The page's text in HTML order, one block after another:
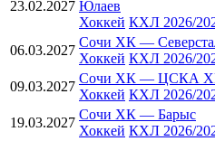
23.02.2027 Юлаев
Хоккей КХЛ 2026/
06.03.2027
Сочи ХК —
Хоккей КХЛ 2026/
09.03.2027
Сочи ХК — ЦСКА
Хоккей КХЛ 2026/
19.03.2027
Сочи ХК — Барыс
Хоккей КХЛ 2026/